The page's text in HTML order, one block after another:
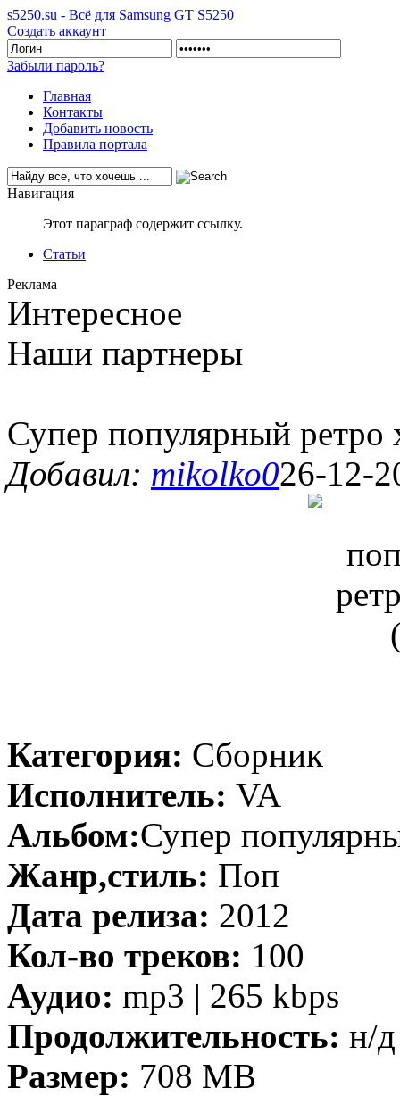
s5250.su - Всё для Samsung GT S5250
Создать аккаунт
Забыли пароль?
Главная
Контакты
Добавить новость
Правила портала
Навигация
Этот параграф содержит ссылку.
Статьи
Реклама
Интересное
Наши партнеры
Супер популярный
Добавил: mikolko026-12-
Категория: Сборник
Исполнитель: VA
Альбом:Супер
Жанр,стиль: Поп
Дата релиза: 2012
Кол-во треков: 100
Аудио: mp3 | 265 kbps
Продолжительность: н/д
Размер: 708 MB